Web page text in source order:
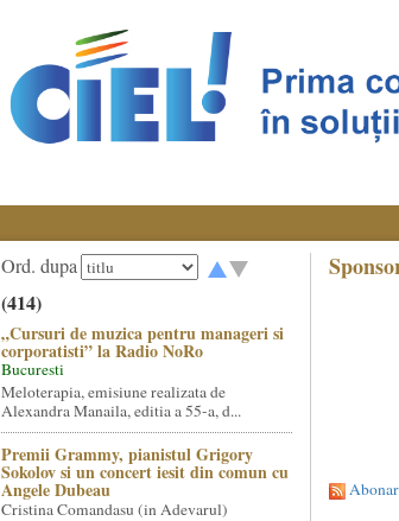
Ord. dupa
(414)
„Cursuri de muzica pentru manageri si
corporatisti” la Radio NoRo
Bucuresti
Meloterapia, emisiune realizata de
Alexandra Manaila, editia a 55-a, d...
Premii Grammy, pianistul Grigory
Sokolov si un concert iesit din comun cu
Angele Dubeau
Cristina Comandasu (in Adevarul)